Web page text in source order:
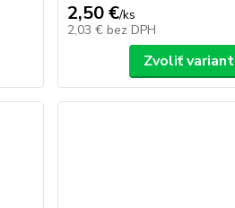
2,50 €/ks
2,03 € bez DPH
Zvoliť variant